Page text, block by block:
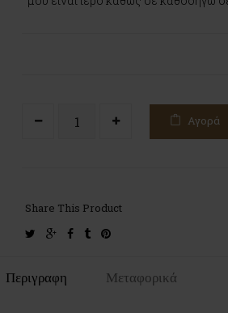
Αγορά
Share This Product
twittergoogle-facebook
tumblrpinterest
Περιγραφη
Μεταφορικά